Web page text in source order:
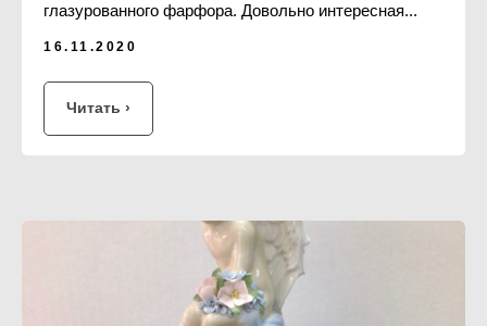
глазурованного фарфора. Довольно интересная...
16.11.2020
Читать ›